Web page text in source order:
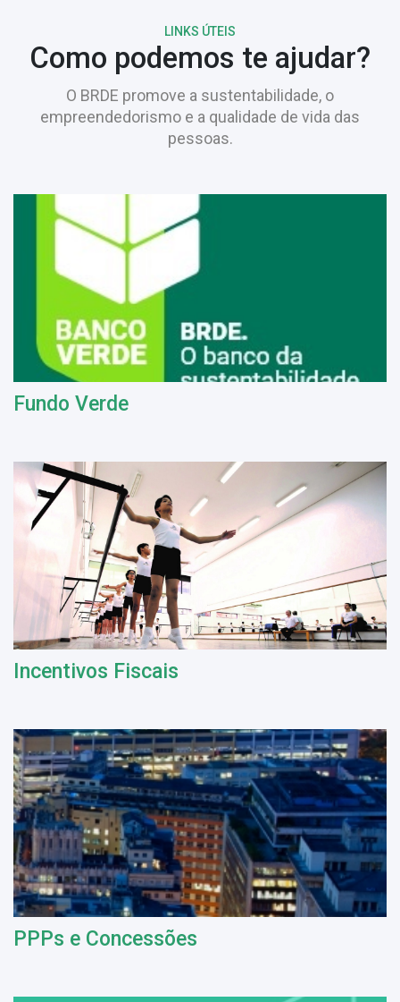
LINKS ÚTEIS
Como podemos te ajudar?
O BRDE promove a sustentabilidade, o
empreendedorismo e a qualidade de vida das
pessoas.
Fundo Verde
Incentivos Fiscais
PPPs e Concessões